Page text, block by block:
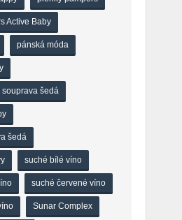
Active Baby
pánská móda
souprava šedá
šedá
suché bílé víno
suché červené víno
Sunar Complex